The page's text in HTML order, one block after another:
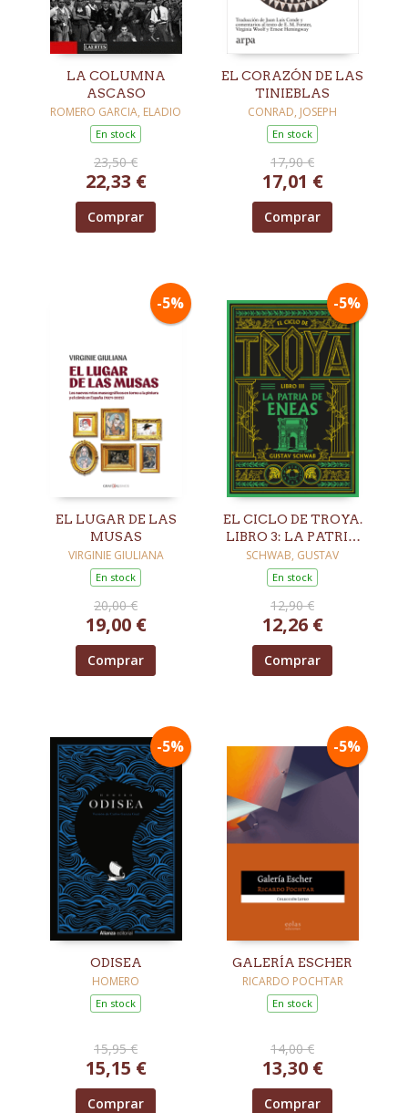
LA COLUMNA
ASCASO
ROMERO GARCIA, ELADIO
En stock
23,50 €
22,33 €
Comprar
EL CORAZÓN DE LAS
TINIEBLAS
CONRAD, JOSEPH
En stock
17,90 €
17,01 €
Comprar
-5%
EL LUGAR DE LAS
MUSAS
VIRGINIE GIULIANA
En stock
20,00 €
19,00 €
Comprar
-5%
EL CICLO DE TROYA.
LIBRO 3: LA PATRIA
DE ENEAS
SCHWAB, GUSTAV
En stock
12,90 €
12,26 €
Comprar
-5%
ODISEA
HOMERO
En stock
15,95 €
15,15 €
Comprar
-5%
GALERÍA ESCHER
RICARDO POCHTAR
En stock
14,00 €
13,30 €
Comprar